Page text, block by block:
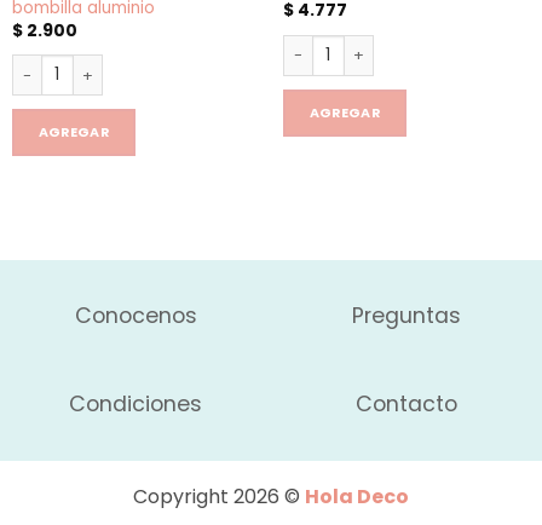
bombilla aluminio
$2.900
Mate assa otoñal con bombilla aluminio cantidad
AGREGAR
$4.777
Tapon Termo Universal x4
AGREGAR
Conocenos Preguntas
Condiciones Contacto
Copyright 2026 © Hola Deco